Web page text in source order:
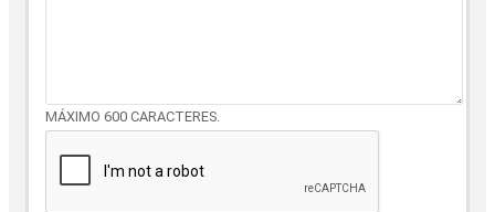
MÁXIMO 600 CARACTERES.